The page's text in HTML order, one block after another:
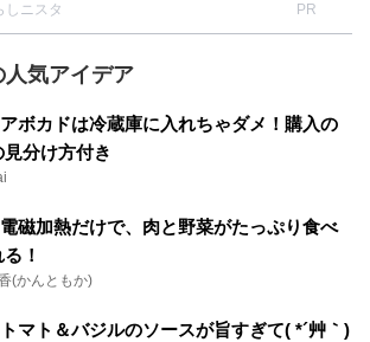
しニスタ PR
人気アイデア
アボカドは冷蔵庫に入れちゃダメ！購入の
見分け方付き
電磁加熱だけで、肉と野菜がたっぷり食べ
！
(かんともか)
トマト＆バジルのソースが旨すぎて( *´艸｀)